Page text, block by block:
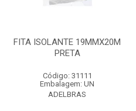
FITA ISOLANTE 19MMX20M
PRETA
Código: 31111
Embalagem: UN
ADELBRAS